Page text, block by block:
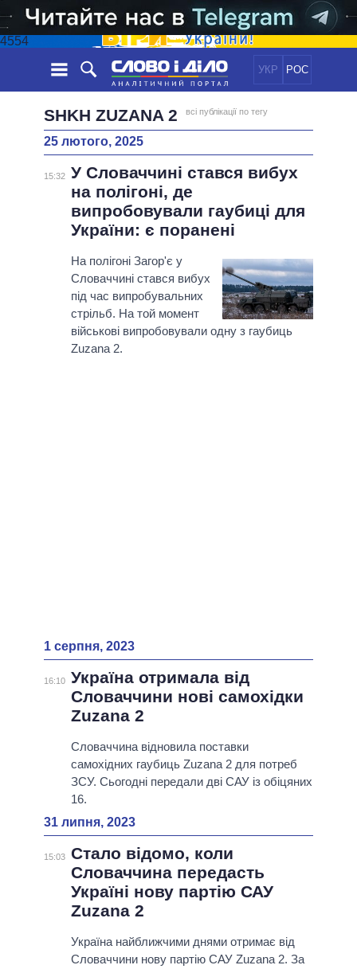
4554
УКР РОС
НОВИНИ
СТРІЧКА
ПОДІЇ
СТАТТІ
ДУМКИ
ОГЛЯДИ
ДАЙДЖЕСТИ
ЕКОНОМІКА
СУСПІЛЬСТВО
СВІТ
ПОЛIТИКИ
УСІ ПОЛІТИКИ
ПРЕЗИДЕНТ І ОФІС
ВЕРХОВНА РАДА
КАБІНЕТ МІНІСТРІВ
ГОЛОВИ ОБЛАДМІНІСТРАЦІЙ
МЕРИ МІСТ
ІНФОГРАФІКА
ВІДЕО
ПІДТРИМАТИ
ПОРІВНЯННЯ ПОЛІТИКІВ
SHKH ZUZANA 2 всі публікації по тегу
25 лютого, 2025
15:32 У Словаччині стався вибух
на полігоні, де
випробовували гаубиці для
України: є поранені
На полігоні Загор'є у
Словаччині стався вибух
під час випробувальних
стрільб. На той момент
військові випробовували одну з гаубиць
Zuzana 2.
1 серпня, 2023
16:10 Україна отримала від
Словаччини нові самохідки
Zuzana 2
Словаччина відновила поставки
самохідних гаубиць Zuzana 2 для потреб
ЗСУ. Сьогодні передали дві САУ із обіцяних
16.
31 липня, 2023
15:03 Стало відомо, коли
Словаччина передасть
Україні нову партію САУ
Zuzana 2
Україна найближчими днями отримає від
Словаччини нову партію САУ Zuzana 2. За